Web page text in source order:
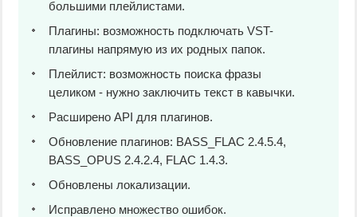
большими плейлистами.
Плагины: возможность подключать VST-
плагины напрямую из их родных папок.
Плейлист: возможность поиска фразы
целиком - нужно заключить текст в кавычки.
Расширено API для плагинов.
Обновление плагинов: BASS_FLAC 2.4.5.4,
BASS_OPUS 2.4.2.4, FLAC 1.4.3.
Обновлены локализации.
Исправлено множество ошибок.